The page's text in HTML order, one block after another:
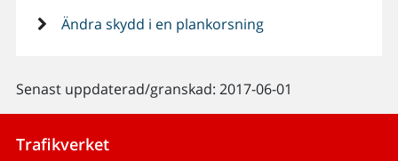
Ändra skydd i en plankorsning
Senast uppdaterad/granskad: 2017-06-01
Trafikverket